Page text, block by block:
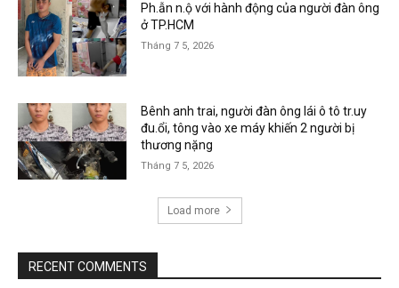
Ph.ẫn n.ộ với hành động của người đàn ông
ở TP.HCM
Tháng 7 5, 2026
Bênh anh trai, người đàn ông lái ô tô tr.uy
đu.ổi, tông vào xe máy khiến 2 người bị
thương nặng
Tháng 7 5, 2026
Load more
RECENT COMMENTS